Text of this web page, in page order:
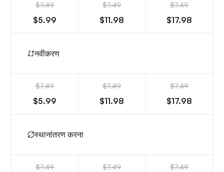
$7.49
$5.99
$7.49
$11.98
$7.49
$17.98
नवीकरण
$7.49
$5.99
$7.49
$11.98
$7.49
$17.98
स्थानांतरण करना
$7.49 $7.49 $7.49